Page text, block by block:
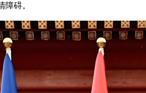
碍。